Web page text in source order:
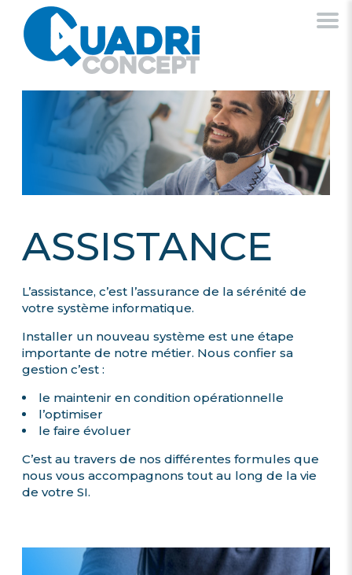
ASSISTANCE
L’assistance, c’est l’assurance de la sérénité de
votre système informatique.
Installer un nouveau système est une étape
importante de notre métier. Nous confier sa
gestion c’est :
le maintenir en condition opérationnelle
l’optimiser
le faire évoluer
C’est au travers de nos différentes formules que
nous vous accompagnons tout au long de la vie
de votre SI.